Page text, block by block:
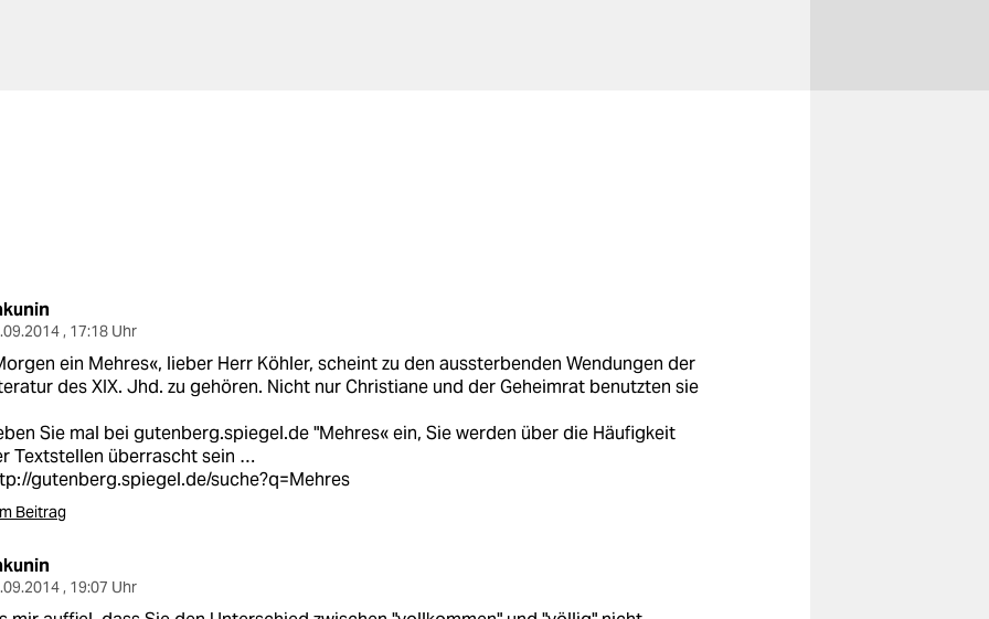
, 17:18 Uhr
ein Mehres«, lieber Herr Köhler, scheint zu den aussterbenden Wendungen der
des XIX. Jhd. zu gehören. Nicht nur Christiane und der Geheimrat benutzten sie
Sie mal bei gutenberg.spiegel.de "Mehres« ein, Sie werden über die Häufigkeit
Textstellen überrascht sein …
gutenberg.spiegel.de/suche?q=Mehres
Beitrag
, 19:07 Uhr